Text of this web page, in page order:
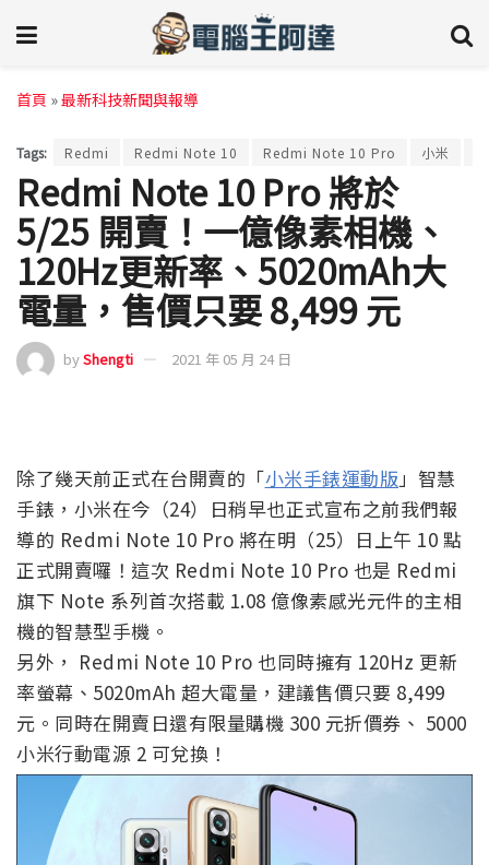
首頁 »最新科技新聞與報導
Tags: Redmi Redmi Note 10 Redmi Note 10 Pro 小米
Redmi Note 10 Pro 將於
5/25 開賣！一億像素相機、
120Hz更新率、5020mAh大
電量，售價只要 8,499 元
byShengti 2021 年 05 月 24 日
除了幾天前正式在台開賣的「小米手錶運動版」智慧
手錶，小米在今（24）日稍早也正式宣布之前我們報
導的 Redmi Note 10 Pro 將在明（25）日上午 10 點
正式開賣囉！這次 Redmi Note 10 Pro 也是 Redmi
旗下 Note 系列首次搭載 1.08 億像素感光元件的主相
機的智慧型手機。
另外， Redmi Note 10 Pro 也同時擁有 120Hz 更新
率螢幕、5020mAh 超大電量，建議售價只要 8,499
元。同時在開賣日還有限量購機 300 元折價券、 5000
小米行動電源 2 可兌換！